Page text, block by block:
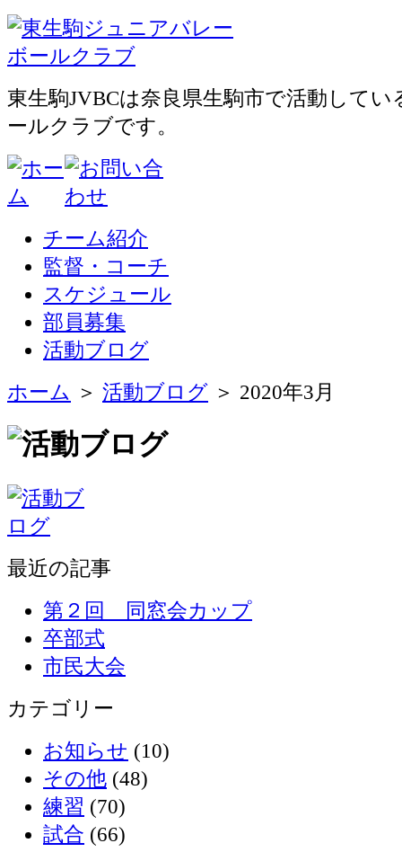
東生駒JVBCは奈良県生駒市で活動して
ールクラブです。
チーム紹介
監督・コーチ
スケジュール
部員募集
活動ブログ
ホーム ＞ 活動ブログ ＞ 2020年3月
最近の記事
第２回 同窓会カップ
卒部式
市民大会
カテゴリー
お知らせ (10)
その他 (48)
練習 (70)
試合 (66)